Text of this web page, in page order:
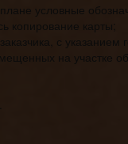
условные
копирование карты;
с указанием
на участке